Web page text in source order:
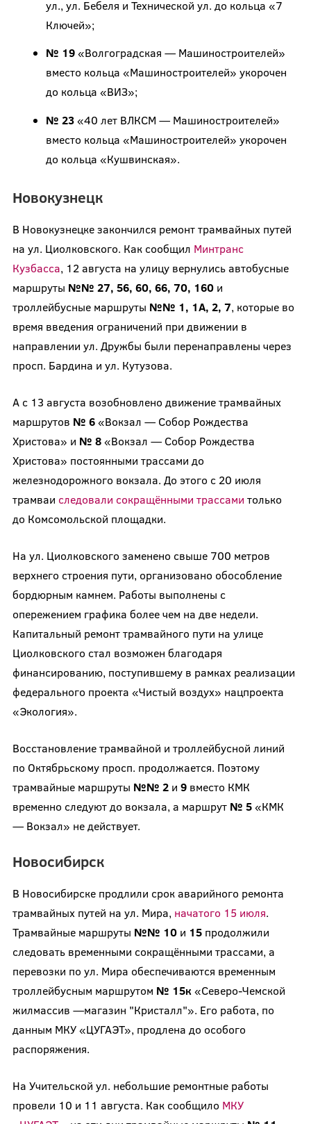
ул., ул. Бебеля и Технической ул. до кольца «7
Ключей»;
№ 19«Волгоградская — Машиностроителей»
вместо кольца «Машиностроителей» укорочен
до кольца «ВИЗ»;
№ 23«40 лет ВЛКСМ — Машиностроителей»
вместо кольца «Машиностроителей» укорочен
до кольца «Кушвинская».
Новокузнецк
В Новокузнецке закончился ремонт трамвайных путей
на ул. Циолковского. Как сообщил Минтранс
Кузбасса, 12 августа на улицу вернулись автобусные
маршруты №№ 27, 56, 60, 66, 70, 160и
троллейбусные маршруты №№ 1, 1А, 2, 7, которые во
время введения ограничений при движении в
направлении ул. Дружбы были перенаправлены через
просп. Бардина и ул. Кутузова.
А с 13 августа возобновлено движение трамвайных
маршрутов № 6«Вокзал — Собор Рождества
Христова» и № 8«Вокзал — Собор Рождества
Христова» постоянными трассами до
железнодорожного вокзала. До этого с 20 июля
трамваи следовали сокращёнными трассами только
до Комсомольской площадки.
На ул. Циолковского заменено свыше 700 метров
верхнего строения пути, организовано обособление
бордюрным камнем. Работы выполнены с
опережением графика более чем на две недели.
Капитальный ремонт трамвайного пути на улице
Циолковского стал возможен благодаря
финансированию, поступившему в рамках реализации
федерального проекта «Чистый воздух» нацпроекта
«Экология».
Восстановление трамвайной и троллейбусной линий
по Октябрьскому просп. продолжается. Поэтому
трамвайные маршруты №№ 2и 9вместо КМК
временно следуют до вокзала, а маршрут № 5«КМК
— Вокзал» не действует.
Новосибирск
В Новосибирске продлили срок аварийного ремонта
трамвайных путей на ул. Мира, начатого 15 июля.
Трамвайные маршруты №№ 10и 15 продолжили
следовать временными сокращёнными трассами, а
перевозки по ул. Мира обеспечиваются временным
троллейбусным маршрутом № 15к «Северо-Чемской
жилмассив —магазин "Кристалл"». Его работа, по
данным МКУ «ЦУГАЭТ», продлена до особого
распоряжения.
На Учительской ул. небольшие ремонтные работы
провели 10 и 11 августа. Как сообщило МКУ